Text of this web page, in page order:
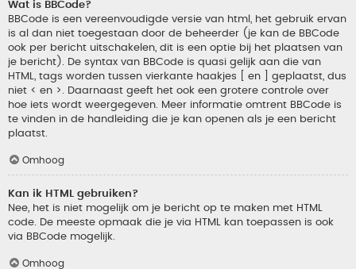
Wat is BBCode?
BBCode is een vereenvoudigde versie van html, het gebruik ervan
is al dan niet toegestaan door de beheerder (je kan de BBCode
ook per bericht uitschakelen, dit is een optie bij het plaatsen van
je bericht). De syntax van BBCode is quasi gelijk aan die van
HTML, tags worden tussen vierkante haakjes [ en ] geplaatst, dus
niet < en >. Daarnaast geeft het ook een grotere controle over
hoe iets wordt weergegeven. Meer informatie omtrent BBCode is
te vinden in de handleiding die je kan openen als je een bericht
plaatst.
Omhoog
Kan ik HTML gebruiken?
Nee, het is niet mogelijk om je bericht op te maken met HTML
code. De meeste opmaak die je via HTML kan toepassen is ook
via BBCode mogelijk.
Omhoog